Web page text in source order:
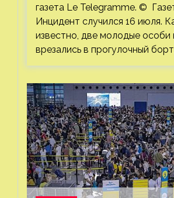
газета Le Telegramme. ©
Инцидент случился 16 июля.
известно, две молодые особи
врезались в прогулочный